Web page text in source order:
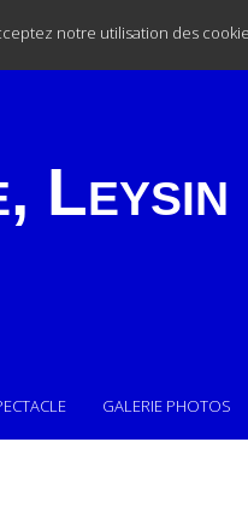
notre utilisation des
Leysin
GALERIE PHOTOS